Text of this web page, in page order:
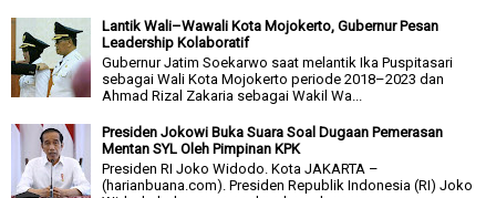
Lantik Wali–Wawali Kota Mojokerto, Gubernur Pesan
Leadership Kolaboratif
Gubernur Jatim Soekarwo saat melantik Ika Puspitasari
sebagai Wali Kota Mojokerto periode 2018–2023 dan
Ahmad Rizal Zakaria sebagai Wakil Wa...
Presiden Jokowi Buka Suara Soal Dugaan Pemerasan
Mentan SYL Oleh Pimpinan KPK
Presiden RI Joko Widodo. Kota JAKARTA –
(harianbuana.com). Presiden Republik Indonesia (RI) Joko